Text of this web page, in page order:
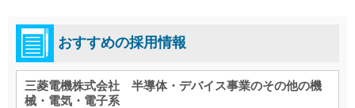
おすすめの採用情報
三菱電機株式会社 半導体・デバイス事業のその他の機
械・電気・電子系